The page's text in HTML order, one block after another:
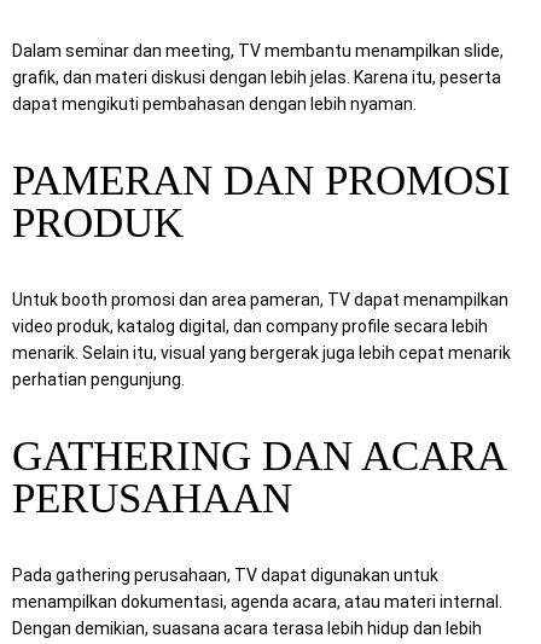
Dalam seminar dan meeting, TV membantu menampilkan slide,
grafik, dan materi diskusi dengan lebih jelas. Karena itu, peserta
dapat mengikuti pembahasan dengan lebih nyaman.
PAMERAN DAN PROMOSI
PRODUK
Untuk booth promosi dan area pameran, TV dapat menampilkan
video produk, katalog digital, dan company profile secara lebih
menarik. Selain itu, visual yang bergerak juga lebih cepat menarik
perhatian pengunjung.
GATHERING DAN ACARA
PERUSAHAAN
Pada gathering perusahaan, TV dapat digunakan untuk
menampilkan dokumentasi, agenda acara, atau materi internal.
Dengan demikian, suasana acara terasa lebih hidup dan lebih